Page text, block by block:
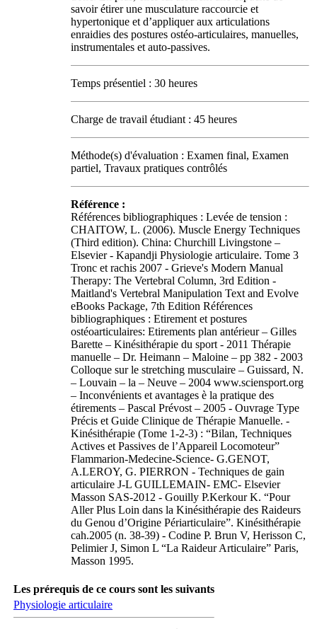
savoir étirer une musculature raccourcie et
hypertonique et d’appliquer aux articulations
enraidies des postures ostéo-articulaires, manuelles,
instrumentales et auto-passives.
Temps présentiel : 30 heures
Charge de travail étudiant : 45 heures
Méthode(s) d'évaluation : Examen final, Examen
partiel, Travaux pratiques contrôlés
Référence :
Références bibliographiques : Levée de tension :
CHAITOW, L. (2006). Muscle Energy Techniques
(Third edition). China: Churchill Livingstone –
Elsevier - Kapandji Physiologie articulaire. Tome 3
Tronc et rachis 2007 - Grieve's Modern Manual
Therapy: The Vertebral Column, 3rd Edition -
Maitland's Vertebral Manipulation Text and Evolve
eBooks Package, 7th Edition Références
bibliographiques : Etirement et postures
ostéoarticulaires: Etirements plan antérieur – Gilles
Barette – Kinésithérapie du sport - 2011 Thérapie
manuelle – Dr. Heimann – Maloine – pp 382 - 2003
Colloque sur le stretching musculaire – Guissard, N.
– Louvain – la – Neuve – 2004 www.sciensport.org
– Inconvénients et avantages è la pratique des
étirements – Pascal Prévost – 2005 - Ouvrage Type
Précis et Guide Clinique de Thérapie Manuelle. -
Kinésithérapie (Tome 1-2-3) : “Bilan, Techniques
Actives et Passives de l’Appareil Locomoteur”
Flammarion-Medecine-Science- G.GENOT,
A.LEROY, G. PIERRON - Techniques de gain
articulaire J-L GUILLEMAIN- EMC- Elsevier
Masson SAS-2012 - Gouilly P.Kerkour K. “Pour
Aller Plus Loin dans la Kinésithérapie des Raideurs
du Genou d’Origine Périarticulaire”. Kinésithérapie
cah.2005 (n. 38-39) - Codine P. Brun V, Herisson C,
Pelimier J, Simon L “La Raideur Articulaire” Paris,
Masson 1995.
Les prérequis de ce cours sont les suivants
Physiologie articulaire